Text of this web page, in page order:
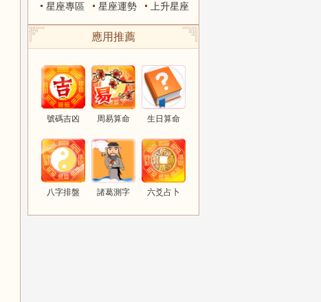
星座專區
星座運勢 上升星座
應用推薦
號碼吉凶 周易算命 生日算命
八字排盤 諸葛測字 六爻占卜